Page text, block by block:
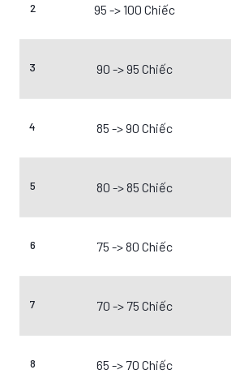
2 95 -> 100 Chiếc
3 90 -> 95 Chiếc
4 85 -> 90 Chiếc
5 80 -> 85 Chiếc
6 75 -> 80 Chiếc
7 70 -> 75 Chiếc
8 65 -> 70 Chiếc